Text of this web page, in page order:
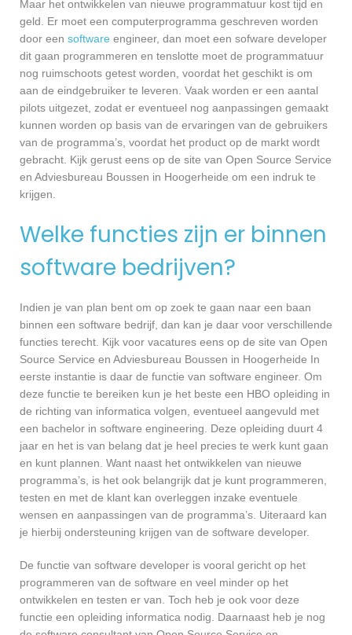
Maar het ontwikkelen van nieuwe programmatuur kost tijd en
geld. Er moet een computerprogramma geschreven worden
door een software engineer, dan moet een sofware developer
dit gaan programmeren en tenslotte moet de programmatuur
nog ruimschoots getest worden, voordat het geschikt is om
aan de eindgebruiker te leveren. Vaak worden er een aantal
pilots uitgezet, zodat er eventueel nog aanpassingen gemaakt
kunnen worden op basis van de ervaringen van de gebruikers
van de programma’s, voordat het product op de markt wordt
gebracht. Kijk gerust eens op de site van Open Source Service
en Adviesbureau Boussen in Hoogerheide om een indruk te
krijgen.
Welke functies zijn er binnen
software bedrijven?
Indien je van plan bent om op zoek te gaan naar een baan
binnen een software bedrijf, dan kan je daar voor verschillende
functies terecht. Kijk voor vacatures eens op de site van Open
Source Service en Adviesbureau Boussen in Hoogerheide In
eerste instantie is daar de functie van software engineer. Om
deze functie te bereiken kun je het beste een HBO opleiding in
de richting van informatica volgen, eventueel aangevuld met
een bachelor in software engineering. Deze opleiding duurt 4
jaar en het is van belang dat je heel precies te werk kunt gaan
en kunt plannen. Want naast het ontwikkelen van nieuwe
programma’s, is het ook belangrijk dat je kunt programmeren,
testen en met de klant kan overleggen inzake eventuele
wensen en aanpassingen van de programma’s. Uiteraard kan
je hierbij ondersteuning krijgen van de software developer.
De functie van software developer is vooral gericht op het
programmeren van de software en veel minder op het
ontwikkelen en testen er van. Toch heb je ook voor deze
functie een opleiding informatica nodig. Daarnaast heb je nog